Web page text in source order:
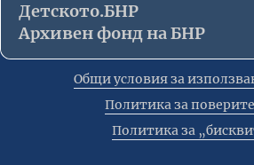
Детското.БНР
Архивен фонд на БНР
Общи условия за
Политика за
Политика за